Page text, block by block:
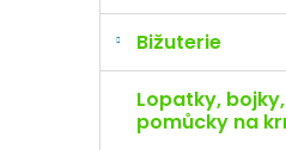
Bižuterie
Lopatky,
pomůcky na